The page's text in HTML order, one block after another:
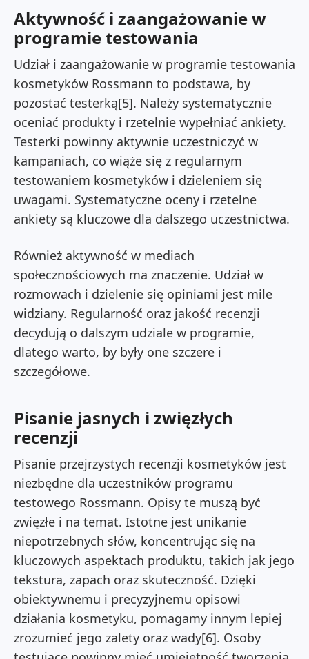
Aktywność i zaangażowanie w
programie testowania
Udział i zaangażowanie w programie testowania
kosmetyków Rossmann to podstawa, by
pozostać testerką[5]. Należy systematycznie
oceniać produkty i rzetelnie wypełniać ankiety.
Testerki powinny aktywnie uczestniczyć w
kampaniach, co wiąże się z regularnym
testowaniem kosmetyków i dzieleniem się
uwagami. Systematyczne oceny i rzetelne
ankiety są kluczowe dla dalszego uczestnictwa.
Również aktywność w mediach
społecznościowych ma znaczenie. Udział w
rozmowach i dzielenie się opiniami jest mile
widziany. Regularność oraz jakość recenzji
decydują o dalszym udziale w programie,
dlatego warto, by były one szczere i
szczegółowe.
Pisanie jasnych i zwięzłych
recenzji
Pisanie przejrzystych recenzji kosmetyków jest
niezbędne dla uczestników programu
testowego Rossmann. Opisy te muszą być
zwięzłe i na temat. Istotne jest unikanie
niepotrzebnych słów, koncentrując się na
kluczowych aspektach produktu, takich jak jego
tekstura, zapach oraz skuteczność. Dzięki
obiektywnemu i precyzyjnemu opisowi
działania kosmetyku, pomagamy innym lepiej
zrozumieć jego zalety oraz wady[6]. Osoby